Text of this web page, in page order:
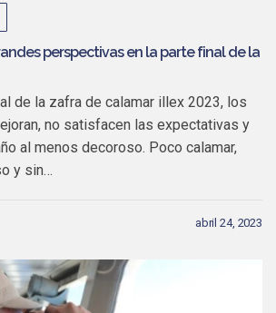
perspectivas en la parte final de la
de la zafra de calamar illex 2023, los
no satisfacen las expectativas y
al menos decoroso. Poco calamar,
y sin…
abril 24, 2023